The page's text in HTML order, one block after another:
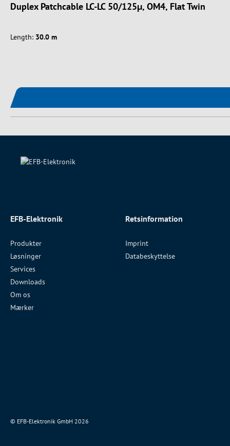
Duplex Patchcable LC-LC 50/125µ, OM4, Flat Twin
Length: 30.0 m
EFB-Elektronik
Produkter
Løsninger
Services
Downloads
Om os
Mærker
Retsinformation
Imprint
Databeskyttelse
© EFB-Elektronik GmbH 2026